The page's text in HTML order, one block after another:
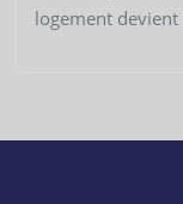
logement devient